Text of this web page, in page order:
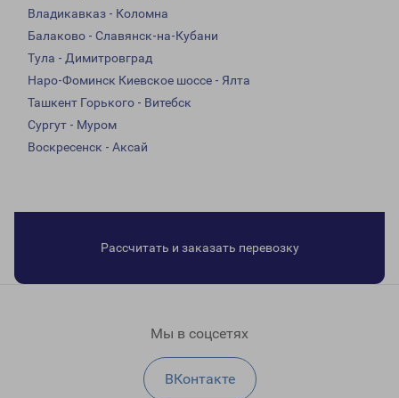
Владикавказ - Коломна
Балаково - Славянск-на-Кубани
Тула - Димитровград
Наро-Фоминск Киевское шоссе - Ялта
Ташкент Горького - Витебск
Сургут - Муром
Воскресенск - Аксай
Рассчитать и заказать перевозку
Мы в соцсетях
ВКонтакте